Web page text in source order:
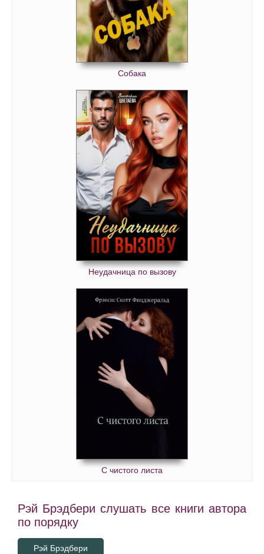
Собака
Неудачница по вызову
С чистого листа
Рэй Брэдбери слушать все книги автора
по порядку
Рэй Брэдбери